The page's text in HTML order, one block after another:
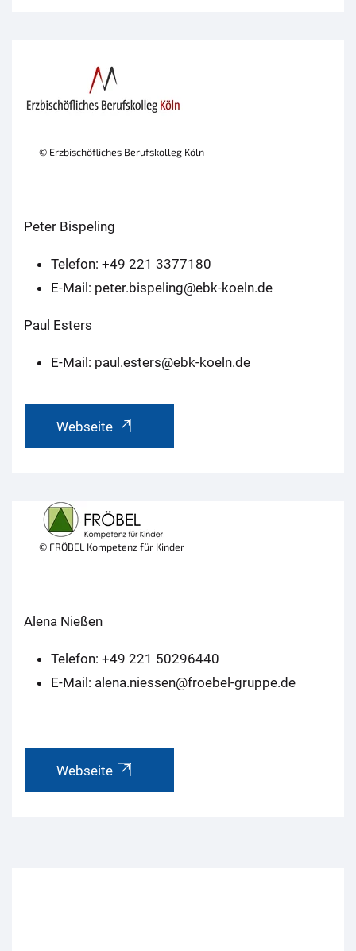
© Erzbischöfliches Berufskolleg Köln
Peter Bispeling
Telefon: +49 221 3377180
E-Mail: peter.bispeling@ebk-koeln.de
Paul Esters
E-Mail: paul.esters@ebk-koeln.de
Webseite
© FRÖBEL Kompetenz für Kinder
Alena Nießen
Telefon: +49 221 50296440
E-Mail: alena.niessen@froebel-gruppe.de
Webseite